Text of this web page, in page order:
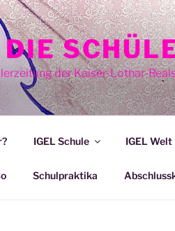
der Kaiser-Lothar-
IGEL Schule IGEL Welt
Schulpraktika